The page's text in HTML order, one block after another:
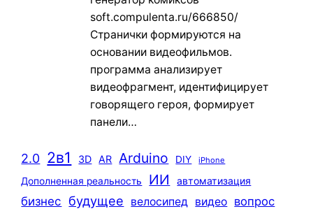
soft.compulenta.ru/666850/
Странички формируются на
основании видеофильмов.
программа анализирует
видеофрагмент, идентифицирует
говорящего героя, формирует
панели…
2.0 2в1 3D AR Arduino DIY iPhone
Дополненная реальность ИИ автоматизация
бизнес будущее велосипед видео вопрос